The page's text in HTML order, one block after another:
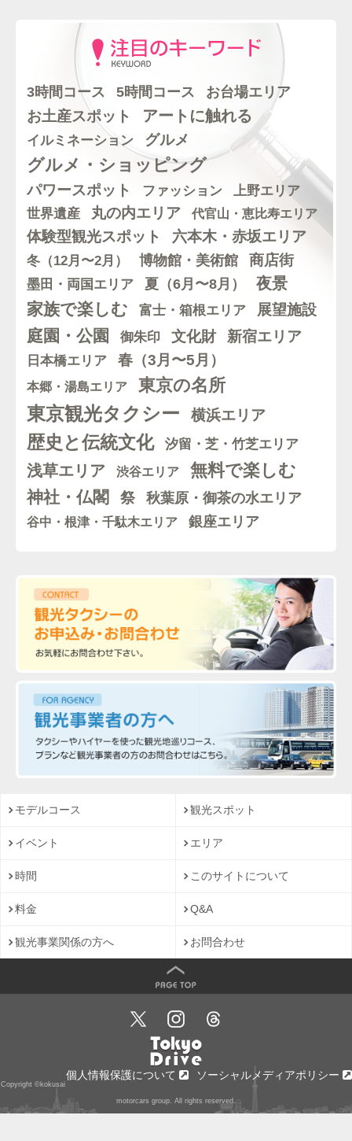
3時間コース 5時間コース お台場エリア
お土産スポット アートに触れる
イルミネーション グルメ
グルメ・ショッピング
パワースポット ファッション 上野エリア
世界遺産 丸の内エリア 代官山・恵比寿エリア
体験型観光スポット 六本木・赤坂エリア
冬（12月〜2月） 博物館・美術館 商店街
墨田・両国エリア 夏（6月〜8月） 夜景
家族で楽しむ 富士・箱根エリア 展望施設
庭園・公園 御朱印 文化財 新宿エリア
日本橋エリア 春（3月〜5月）
本郷・湯島エリア 東京の名所
東京観光タクシー 横浜エリア
歴史と伝統文化 汐留・芝・竹芝エリア
浅草エリア 渋谷エリア 無料で楽しむ
神社・仏閣 祭 秋葉原・御茶の水エリア
谷中・根津・千駄木エリア 銀座エリア
モデルコース 観光スポット
イベント エリア
時間 このサイトについて
料金 Q&A
観光事業関係の方へ お問合わせ
ソーシャルメディアポリシー
個人情報保護について
Copyright ©kokusai
motorcars group. All rights reserved.